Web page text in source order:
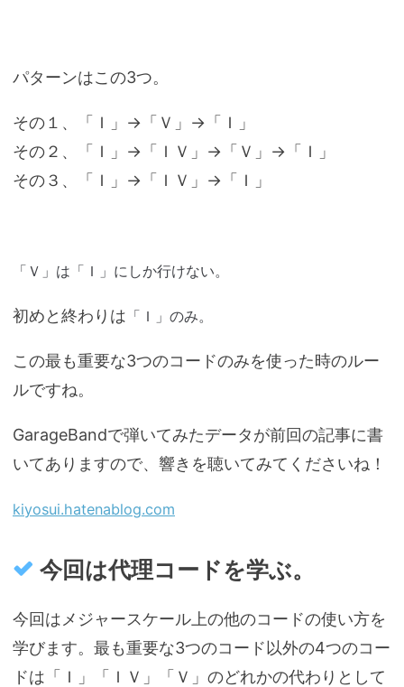
パターンはこの3つ。
その１、「Ｉ」→「Ｖ」→「Ｉ」
その２、「Ｉ」→「ＩＶ」→「Ｖ」→「Ｉ」
その３、「Ｉ」→「ＩＶ」→「Ｉ」
「Ｖ」は 「Ｉ」にしか行けない。
初めと終わりは 「Ｉ」のみ。
この最も重要な3つのコードのみを使った時のルー
ルですね。
GarageBandで弾いてみたデータが前回の記事に書
いてありますので、響きを聴いてみてくださいね！
kiyosui.hatenablog.com
今回は代理コードを学ぶ。
今回はメジャースケール上の他のコードの使い方を
学びます。最も重要な3つのコード以外の4つのコー
ドは「Ｉ」「ＩＶ」「Ｖ」のどれかの代わりとして